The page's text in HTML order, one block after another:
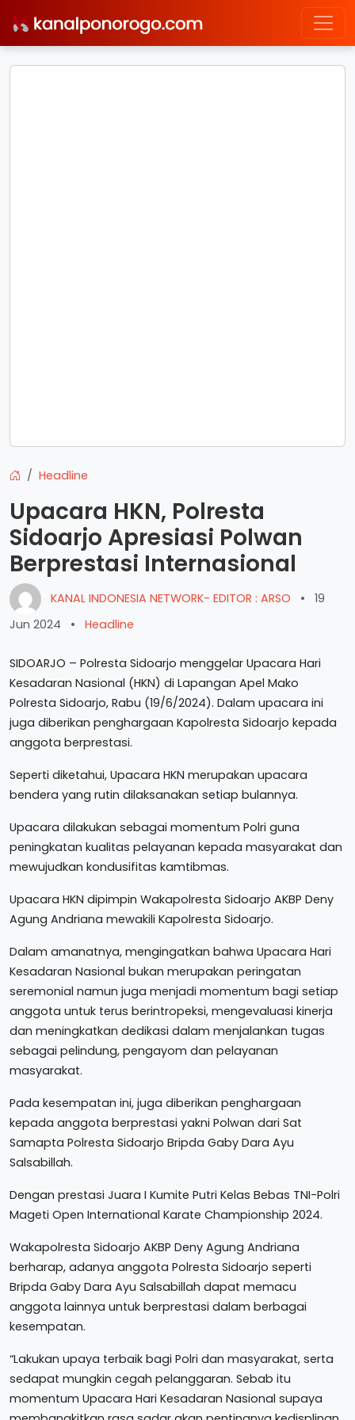
Headline
Upacara HKN, Polresta
Sidoarjo Apresiasi Polwan
Berprestasi Internasional
KANAL INDONESIA NETWORK- EDITOR : ARSO •
19
Jun 2024
• Headline
SIDOARJO – Polresta Sidoarjo menggelar Upacara Hari
Kesadaran Nasional (HKN) di Lapangan Apel Mako
Polresta Sidoarjo, Rabu (19/6/2024). Dalam upacara ini
juga diberikan penghargaan Kapolresta Sidoarjo kepada
anggota berprestasi.
Seperti diketahui, Upacara HKN merupakan upacara
bendera yang rutin dilaksanakan setiap bulannya.
Upacara dilakukan sebagai momentum Polri guna
peningkatan kualitas pelayanan kepada masyarakat dan
mewujudkan kondusifitas kamtibmas.
Upacara HKN dipimpin Wakapolresta Sidoarjo AKBP Deny
Agung Andriana mewakili Kapolresta Sidoarjo.
Dalam amanatnya, mengingatkan bahwa Upacara Hari
Kesadaran Nasional bukan merupakan peringatan
seremonial namun juga menjadi momentum bagi setiap
anggota untuk terus berintropeksi, mengevaluasi kinerja
dan meningkatkan dedikasi dalam menjalankan tugas
sebagai pelindung, pengayom dan pelayanan
masyarakat.
Pada kesempatan ini, juga diberikan penghargaan
kepada anggota berprestasi yakni Polwan dari Sat
Samapta Polresta Sidoarjo Bripda Gaby Dara Ayu
Salsabillah.
Dengan prestasi Juara I Kumite Putri Kelas Bebas TNI-Polri
Mageti Open International Karate Championship 2024.
Wakapolresta Sidoarjo AKBP Deny Agung Andriana
berharap, adanya anggota Polresta Sidoarjo seperti
Bripda Gaby Dara Ayu Salsabillah dapat memacu
anggota lainnya untuk berprestasi dalam berbagai
kesempatan.
“Lakukan upaya terbaik bagi Polri dan masyarakat, serta
sedapat mungkin cegah pelanggaran. Sebab itu
momentum Upacara Hari Kesadaran Nasional supaya